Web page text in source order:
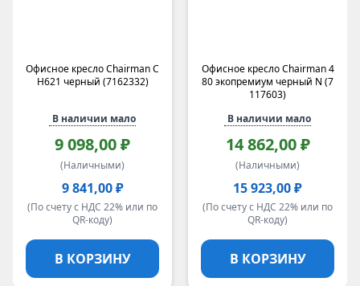
Офисное кресло Chairman C
H621 черный (7162332)
В наличии мало
9 098,00 ₽
(Наличными)
9 841,00 ₽
(По счету с НДС 22% или по
QR-коду)
В КОРЗИНУ
Офисное кресло Chairman 4
80 экопремиум черный N (7
117603)
В наличии мало
14 862,00 ₽
(Наличными)
15 923,00 ₽
(По счету с НДС 22% или по
QR-коду)
В КОРЗИНУ